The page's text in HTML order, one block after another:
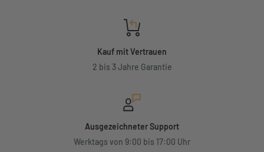
Kauf mit Vertrauen
2 bis 3 Jahre Garantie
Ausgezeichneter Support
Werktags von 9:00 bis 17:00 Uhr